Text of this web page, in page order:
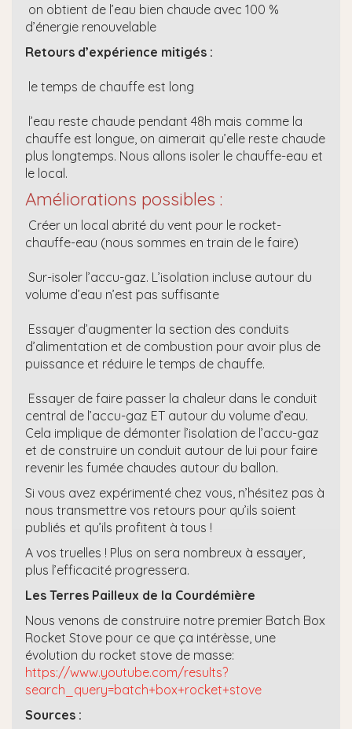
on obtient de l’eau bien chaude avec 100 %
d’énergie renouvelable
Retours d’expérience mitigés :
le temps de chauffe est long
l’eau reste chaude pendant 48h mais comme la
chauffe est longue, on aimerait qu’elle reste chaude
plus longtemps. Nous allons isoler le chauffe-eau et
le local.
Améliorations possibles :
Créer un local abrité du vent pour le rocket-
chauffe-eau (nous sommes en train de le faire)
Sur-isoler l’accu-gaz. L’isolation incluse autour du
volume d’eau n’est pas suffisante
Essayer d’augmenter la section des conduits
d’alimentation et de combustion pour avoir plus de
puissance et réduire le temps de chauffe.
Essayer de faire passer la chaleur dans le conduit
central de l’accu-gaz ET autour du volume d’eau.
Cela implique de démonter l’isolation de l’accu-gaz
et de construire un conduit autour de lui pour faire
revenir les fumée chaudes autour du ballon.
Si vous avez expérimenté chez vous, n’hésitez pas à
nous transmettre vos retours pour qu’ils soient
publiés et qu’ils profitent à tous !
A vos truelles ! Plus on sera nombreux à essayer,
plus l’efficacité progressera.
Les Terres Pailleux de la Courdémière
Nous venons de construire notre premier Batch Box
Rocket Stove pour ce que ça intérèsse, une
évolution du rocket stove de masse:
https://www.youtube.com/results?
search_query=batch+box+rocket+stove
Sources :